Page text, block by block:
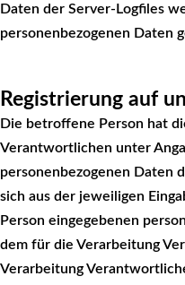
Daten der Server-Logfiles
personenbezogenen Daten
Registrierung auf
Die betroffene Person hat
Verantwortlichen unter
personenbezogenen Daten
sich aus der jeweiligen
Person eingegebenen
dem für die Verarbeitung
Verarbeitung